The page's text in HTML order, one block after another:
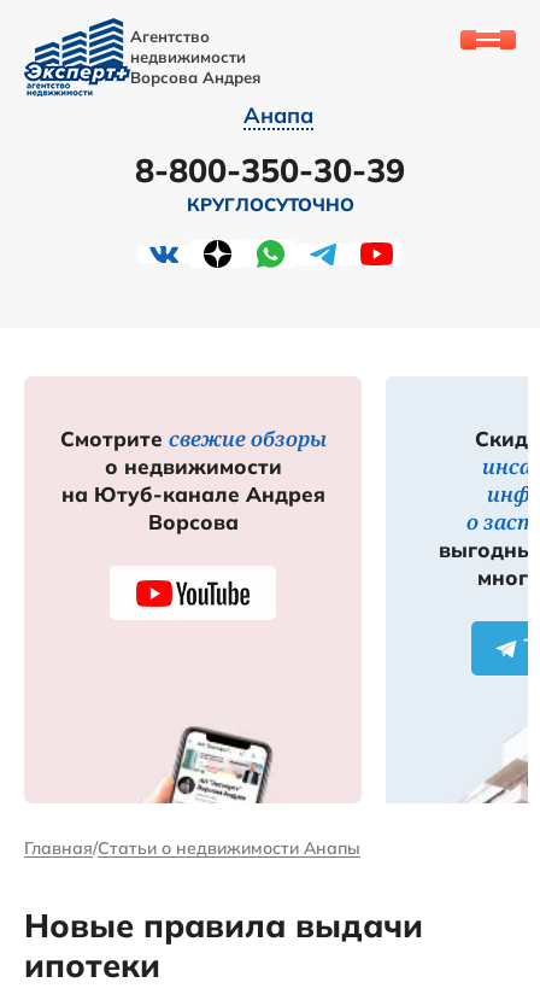
Агентство
недвижимости
Ворсова Андрея
Анапа
8-800-350-30-39
КРУГЛОСУТОЧНО
Смотрите свежие обзоры
о недвижимости
на Ютуб-канале Андрея
Ворсова
о
Главная Статьи о недвижимости Анапы
Новые правила выдачи
ипотеки